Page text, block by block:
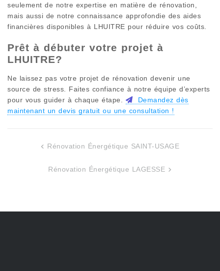
seulement de notre expertise en matière de rénovation,
mais aussi de notre connaissance approfondie des aides
financières disponibles à LHUITRE pour réduire vos coûts.
Prêt à débuter votre projet à
LHUITRE?
Ne laissez pas votre projet de rénovation devenir une
source de stress. Faites confiance à notre équipe d’experts
pour vous guider à chaque étape.
Demandez dès
maintenant un devis gratuit ou une consultation !
Rénovation Énergétique SAINT-USAGE
Rénovation Énergétique LAGESSE